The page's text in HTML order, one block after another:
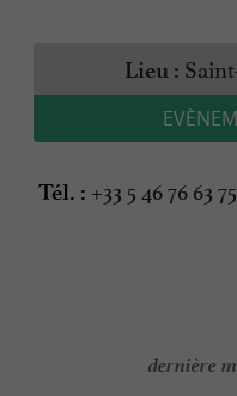
Lieu :
Tél. : +33 5 46 76 63 75
dernière